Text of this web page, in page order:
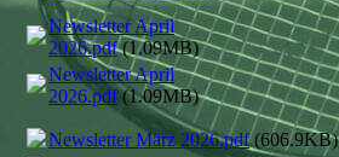
Newsletter April
2026.pdf(1.09MB)
Newsletter April
2026.pdf(1.09MB)
Newsletter März 2026.pdf(606.9KB)